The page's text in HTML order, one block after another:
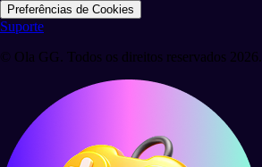
Preferências de Cookies
Suporte
© Ola GG. Todos os direitos reservados 2026.